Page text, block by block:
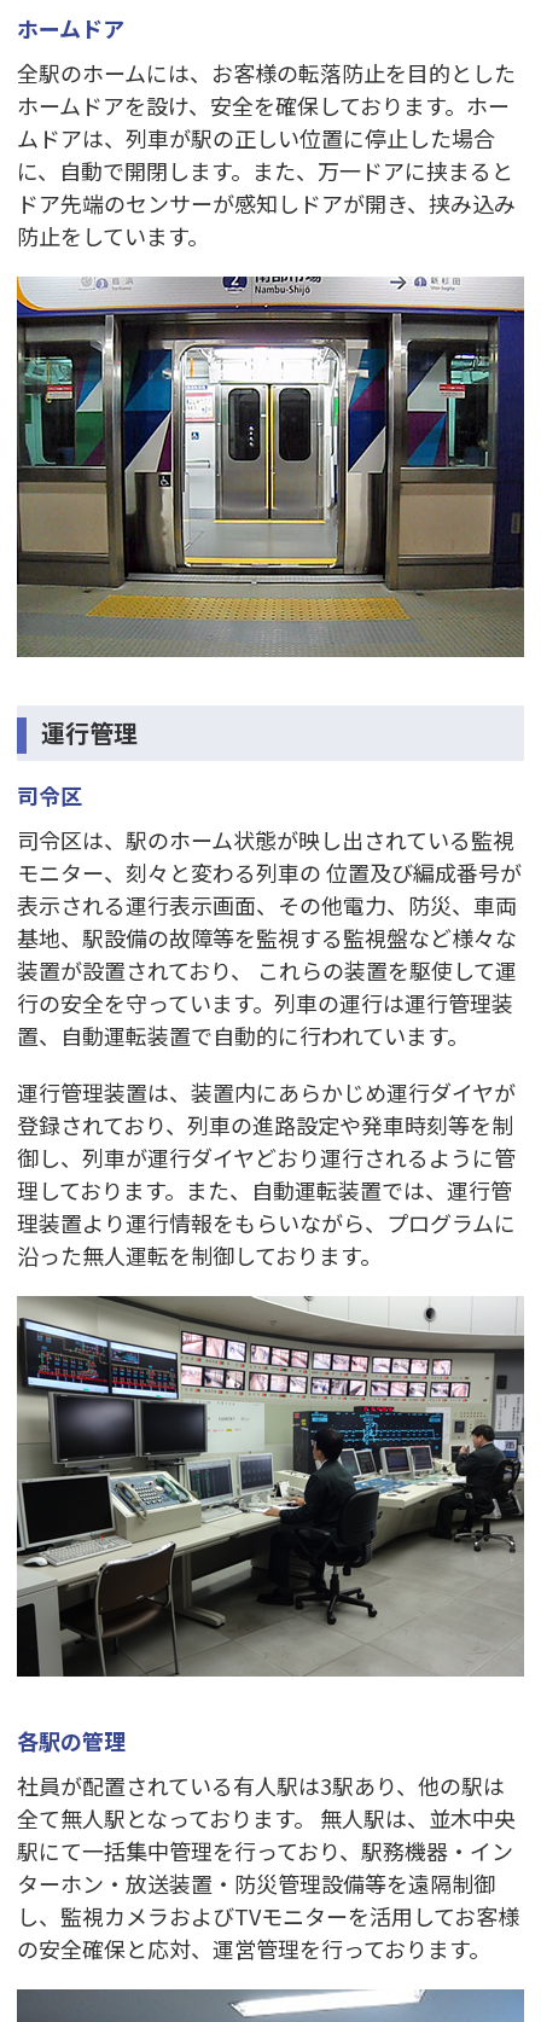
ホームドア
全駅のホームには、お客様の転落防止を目的とした
ホームドアを設け、安全を確保しております。ホー
ムドアは、列車が駅の正しい位置に停止した場合
に、自動で開閉します。また、万一ドアに挟まると
ドア先端のセンサーが感知しドアが開き、挟み込み
防止をしています。
運行管理
司令区
司令区は、駅のホーム状態が映し出されている監視
モニター、刻々と変わる列車の 位置及び編成番号が
表示される運行表示画面、その他電力、防災、車両
基地、駅設備の故障等を監視する監視盤など様々な
装置が設置されており、 これらの装置を駆使して運
行の安全を守っています。列車の運行は運行管理装
置、自動運転装置で自動的に行われています。
運行管理装置は、装置内にあらかじめ運行ダイヤが
登録されており、列車の進路設定や発車時刻等を制
御し、列車が運行ダイヤどおり運行されるように管
理しております。また、自動運転装置では、運行管
理装置より運行情報をもらいながら、プログラムに
沿った無人運転を制御しております。
各駅の管理
社員が配置されている有人駅は3駅あり、他の駅は
全て無人駅となっております。 無人駅は、並木中央
駅にて一括集中管理を行っており、駅務機器・イン
ターホン・放送装置・防災管理設備等を遠隔制御
し、監視カメラおよびTVモニターを活用してお客様
の安全確保と応対、運営管理を行っております。